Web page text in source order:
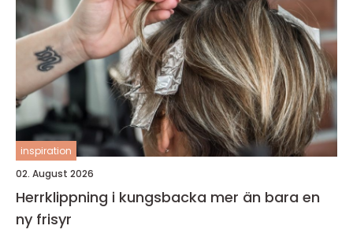
inspiration
02. August 2026
Herrklippning i kungsbacka mer än bara en
ny frisyr